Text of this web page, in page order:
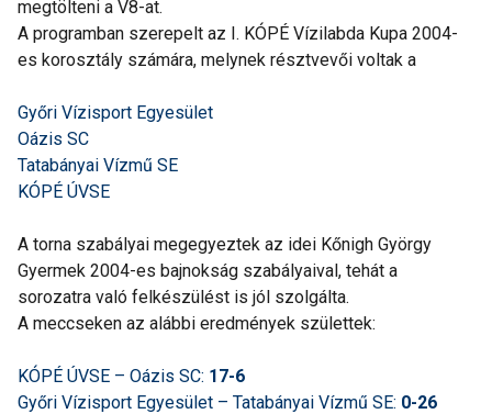
megtölteni a V8-at.
A programban szerepelt az I. KÓPÉ Vízilabda Kupa 2004-
es korosztály számára, melynek résztvevői voltak a
Győri Vízisport Egyesület
Oázis SC
Tatabányai Vízmű SE
KÓPÉ ÚVSE
A torna szabályai megegyeztek az idei Kőnigh György
Gyermek 2004-es bajnokság szabályaival, tehát a
sorozatra való felkészülést is jól szolgálta.
A meccseken az alábbi eredmények születtek:
KÓPÉ ÚVSE – Oázis SC: 17-6
Győri Vízisport Egyesület – Tatabányai Vízmű SE: 0-26